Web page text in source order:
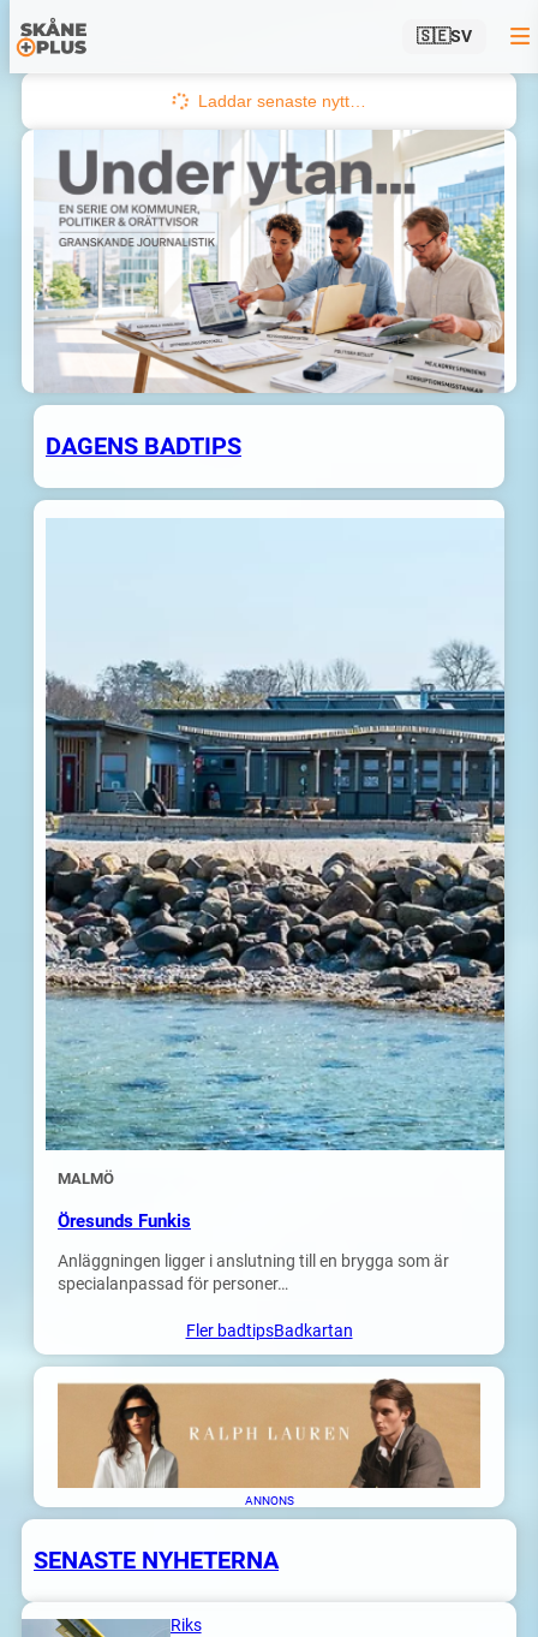
Hoppa
🇸🇪SV
Laddar senaste nytt…
DAGENS BADTIPS
MALMÖ
Öresunds Funkis
Anläggningen ligger i anslutning till en brygga som är
specialanpassad för personer…
Fler badtipsBadkartan
ANNONS
SENASTE NYHETERNA
Riks